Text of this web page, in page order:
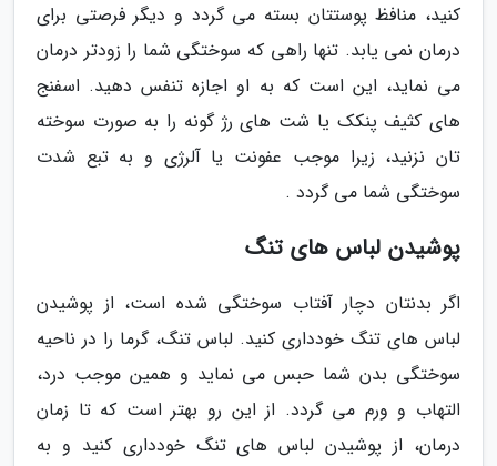
کنید، منافظ پوستتان بسته می گردد و دیگر فرصتی برای
درمان نمی یابد. تنها راهی که سوختگی شما را زودتر درمان
می نماید، این است که به او اجازه تنفس دهید. اسفنج
های کثیف پنکک یا شت های رژ گونه را به صورت سوخته
تان نزنید، زیرا موجب عفونت یا آلرژی و به تبع شدت
سوختگی شما می گردد .
پوشیدن لباس های تنگ
اگر بدنتان دچار آفتاب سوختگی شده است، از پوشیدن
لباس های تنگ خودداری کنید. لباس تنگ، گرما را در ناحیه
سوختگی بدن شما حبس می نماید و همین موجب درد،
التهاب و ورم می گردد. از این رو بهتر است که تا زمان
درمان، از پوشیدن لباس های تنگ خودداری کنید و به